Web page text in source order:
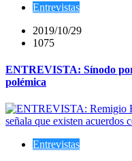
Entrevistas
2019/10/29
1075
ENTREVISTA: Sínodo
polémica
Entrevistas